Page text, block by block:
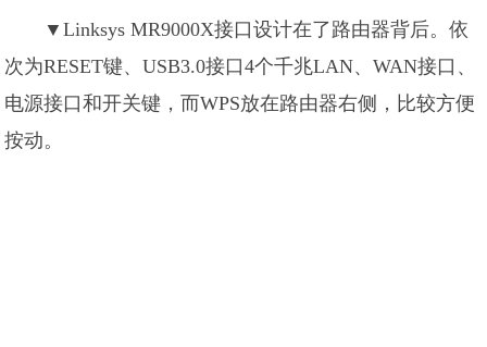
▼Linksys MR9000X接口设计在了路由器背后。依
次为RESET键、USB3.0接口4个千兆LAN、WAN接口、
电源接口和开关键，而WPS放在路由器右侧，比较方便
按动。